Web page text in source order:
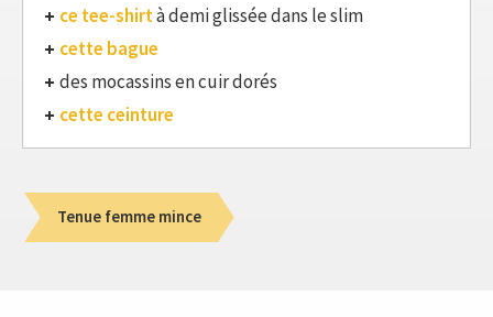
ce tee-shirtà demi glissée dans le slim
cette bague
des mocassins en cuir dorés
cette ceinture
Tenue femme mince